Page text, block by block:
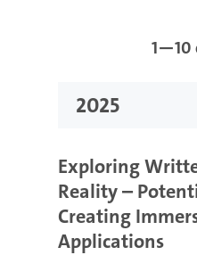
1—10
2025
Exploring
Reality –
Creating
Applications